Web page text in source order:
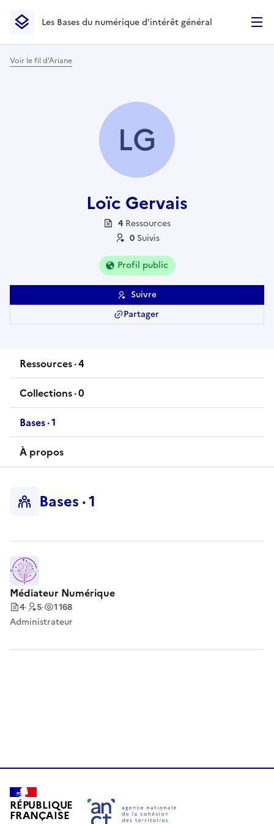
Les Bases du numérique d’intérêt général- Retour à la
Les Bases du numérique d’intérêt général
Voir le fil d'Ariane
LG
Loïc Gervais
4 Ressources
0 Suivis
Profil public
Suivre
Partager
Ressources·4
ressources
Collections·0
collections
Bases·1
base
À propos
Bases·1
Médiateur Numérique
4· 5·
1 168
Administrateur
RÉPUBLIQUE
FRANÇAISE